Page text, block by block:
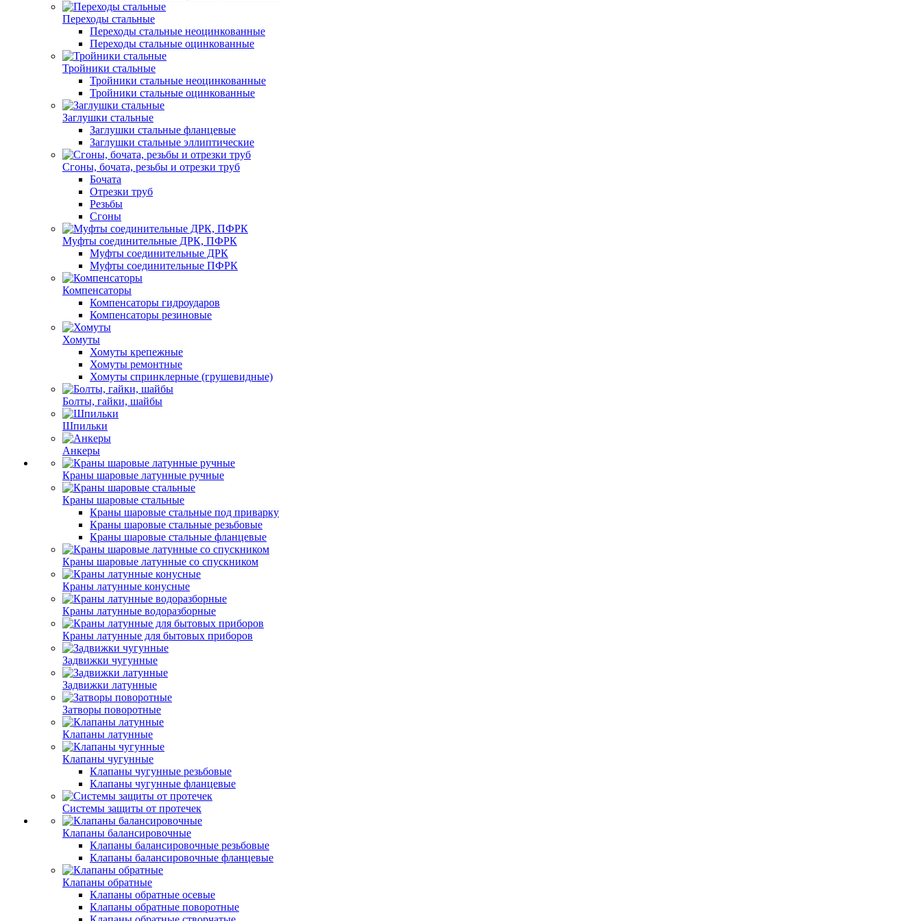
Переходы стальные
Переходы стальные неоцинкованные
Переходы стальные оцинкованные
Тройники стальные
Тройники стальные неоцинкованные
Тройники стальные оцинкованные
Заглушки стальные
Заглушки стальные фланцевые
Заглушки стальные эллиптические
Сгоны, бочата, резьбы и отрезки труб
Бочата
Отрезки труб
Резьбы
Сгоны
Муфты соединительные ДРК, ПФРК
Муфты соединительные ДРК
Муфты соединительные ПФРК
Компенсаторы
Компенсаторы гидроударов
Компенсаторы резиновые
Хомуты
Хомуты крепежные
Хомуты ремонтные
Хомуты спринклерные (грушевидные)
Болты, гайки, шайбы
Шпильки
Анкеры
Краны шаровые латунные ручные
Краны шаровые стальные
Краны шаровые стальные под приварку
Краны шаровые стальные резьбовые
Краны шаровые стальные фланцевые
Краны шаровые латунные со спускником
Краны латунные конусные
Краны латунные водоразборные
Краны латунные для бытовых приборов
Задвижки чугунные
Задвижки латунные
Затворы поворотные
Клапаны латунные
Клапаны чугунные
Клапаны чугунные резьбовые
Клапаны чугунные фланцевые
Системы защиты от протечек
Клапаны балансировочные
Клапаны балансировочные резьбовые
Клапаны балансировочные фланцевые
Клапаны обратные
Клапаны обратные осевые
Клапаны обратные поворотные